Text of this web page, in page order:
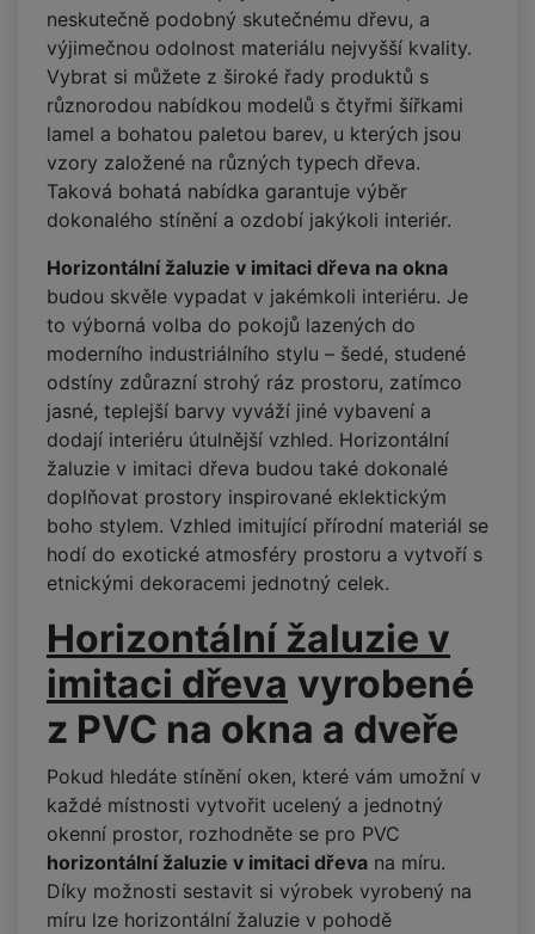
neskutečně podobný skutečnému dřevu, a
výjimečnou odolnost materiálu nejvyšší kvality.
Vybrat si můžete z široké řady produktů s
různorodou nabídkou modelů s čtyřmi šířkami
lamel a bohatou paletou barev, u kterých jsou
vzory založené na různých typech dřeva.
Taková bohatá nabídka garantuje výběr
dokonalého stínění a ozdobí jakýkoli interiér.
Horizontální žaluzie v imitaci dřeva na okna
budou skvěle vypadat v jakémkoli interiéru. Je
to výborná volba do pokojů lazených do
moderního industriálního stylu – šedé, studené
odstíny zdůrazní strohý ráz prostoru, zatímco
jasné, teplejší barvy vyváží jiné vybavení a
dodají interiéru útulnější vzhled. Horizontální
žaluzie v imitaci dřeva budou také dokonalé
doplňovat prostory inspirované eklektickým
boho stylem. Vzhled imitující přírodní materiál se
hodí do exotické atmosféry prostoru a vytvoří s
etnickými dekoracemi jednotný celek.
Horizontální žaluzie v
imitaci dřeva vyrobené
z PVC na okna a dveře
Pokud hledáte stínění oken, které vám umožní v
každé místnosti vytvořit ucelený a jednotný
okenní prostor, rozhodněte se pro PVC
horizontální žaluzie v imitaci dřeva na míru.
Díky možnosti sestavit si výrobek vyrobený na
míru lze horizontální žaluzie v pohodě